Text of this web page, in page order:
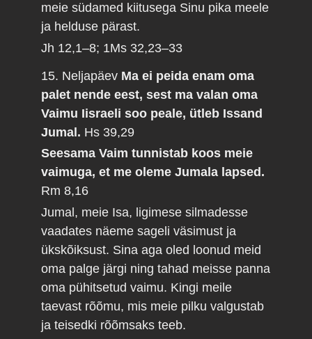
meie südamed kiitusega Sinu pika meele
ja helduse pärast.
Jh 12,1–8; 1Ms 32,23–33
15. Neljapäev Ma ei peida enam oma
palet nende eest, sest ma valan oma
Vaimu Iisraeli soo peale, ütleb Issand
Jumal. Hs 39,29
Seesama Vaim tunnistab koos meie
vaimuga, et me oleme Jumala lapsed.
Rm 8,16
Jumal, meie Isa, ligimese silmadesse
vaadates näeme sageli väsimust ja
ükskõiksust. Sina aga oled loonud meid
oma palge järgi ning tahad meisse panna
oma pühitsetud vaimu. Kingi meile
taevast rõõmu, mis meie pilku valgustab
ja teisedki rõõmsaks teeb.